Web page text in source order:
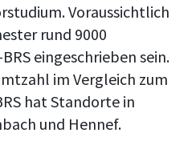
Voraussichtlich
rund 9000
eingeschrieben sein.
im Vergleich zum
hat Standorte in
und Hennef.